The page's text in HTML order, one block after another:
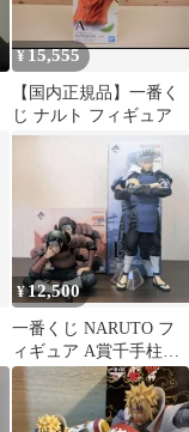
¥15,555
【国内正規品】一番く
じ ナルト フィギュア
¥12,500
一番くじ NARUTO フ
ィギュア A賞千手柱間
B賞千手扉間 セット